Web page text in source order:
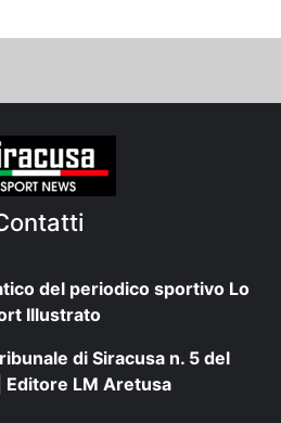
del periodico sportivo Lo
Illustrato
di Siracusa n. 5 del
Editore LM Aretusa